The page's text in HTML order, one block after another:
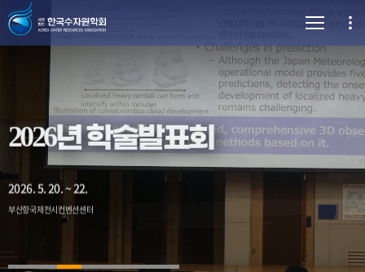
2026년 학술발표회
2026. 5. 20. ~ 22.
2026년 학술발표회
2026. 5. 20. ~ 22.
부산항국제전시컨벤션센터